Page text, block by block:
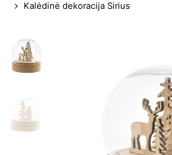
Kalėdinė dekoracija Sirius